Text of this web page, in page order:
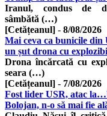
Iranul, condus de
sâmbătă (…)
[Cetățeanul] - 8/08/2026
Mai ceva ca bunicile din
un șut drona cu
Drona încărcată cu
seara (…)
[Cetățeanul] - 7/08/2026
Fost lider USR, atac
Bolojan, n-o să mai fie